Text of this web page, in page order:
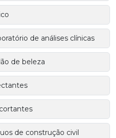
de análises clínicas
de beleza
de construção civil